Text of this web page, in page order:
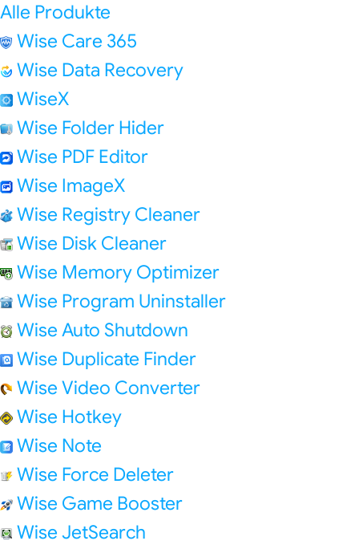
Alle Produkte
Wise Care 365
Wise Data Recovery
WiseX
Wise Folder Hider
Wise PDF Editor
Wise ImageX
Wise Registry Cleaner
Wise Disk Cleaner
Wise Memory Optimizer
Wise Program Uninstaller
Wise Auto Shutdown
Wise Duplicate Finder
Wise Video Converter
Wise Hotkey
Wise Note
Wise Force Deleter
Wise Game Booster
Wise JetSearch